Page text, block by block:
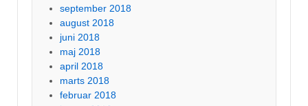
september 2018
august 2018
juni 2018
maj 2018
april 2018
marts 2018
februar 2018